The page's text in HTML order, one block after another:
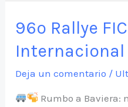
96º Rallye
Internacional
Deja un comentario /
Rumbo a Baviera: